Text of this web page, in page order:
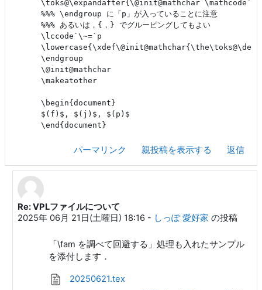
\toks@\expandafter{\@init@mathchar
%%% \endgroup に「p」が入っていることに注意
%%% あるいは，{，} でグルーピングしてもよい
\lccode`\~=`p
\endgroup
\@init@mathchar
\makeatother
\begin{document}
$(f)$, $(j)$, $(p)$
パーマリンク 親投稿を表示する 返信
しっぽ 愛好家 への返信
Re: VPLファイルについて
2025年 06月 21日(土曜日) 18:16- しっぽ 愛好家 の投稿
「\fam を調べて回避する」処理も入れたサンプル
を添付します．
20250621.tex